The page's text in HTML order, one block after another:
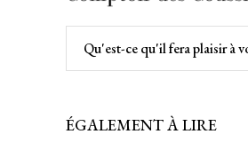
ÉGALEMENT À LIRE